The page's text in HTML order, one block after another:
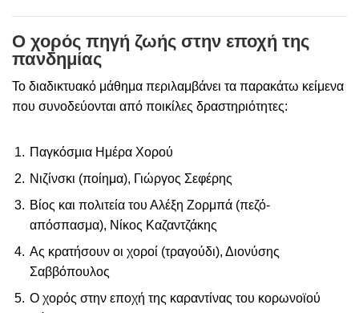
Ο χορός πηγή ζωής στην εποχή της
πανδημίας
Το διαδικτυακό μάθημα περιλαμβάνει τα παρακάτω κείμενα
που συνοδεύονται από ποικίλες δραστηριότητες:
Παγκόσμια Ημέρα Χορού
Νιζίνσκι (ποίημα), Γιώργος Σεφέρης
Βίος και πολιτεία του Αλέξη Ζορμπά (πεζό-
απόσπασμα), Νίκος Καζαντζάκης
Ας κρατήσουν οι χοροί (τραγούδι), Διονύσης
Σαββόπουλος
Ο χορός στην εποχή της καραντίνας του κορωνοϊού